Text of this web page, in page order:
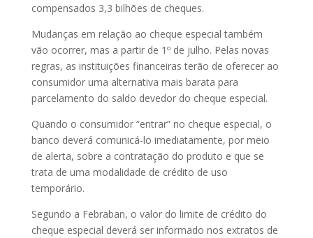
compensados 3,3 bilhões de cheques.
Mudanças em relação ao cheque especial também
vão ocorrer, mas a partir de 1º de julho. Pelas novas
regras, as instituições financeiras terão de oferecer ao
consumidor uma alternativa mais barata para
parcelamento do saldo devedor do cheque especial.
Quando o consumidor “entrar” no cheque especial, o
banco deverá comunicá-lo imediatamente, por meio
de alerta, sobre a contratação do produto e que se
trata de uma modalidade de crédito de uso
temporário.
Segundo a Febraban, o valor do limite de crédito do
cheque especial deverá ser informado nos extratos de